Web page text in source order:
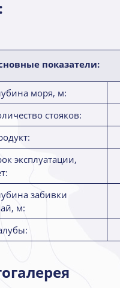
показатели:
моря, м:
стояков:
эксплуатации,
забивки
м: